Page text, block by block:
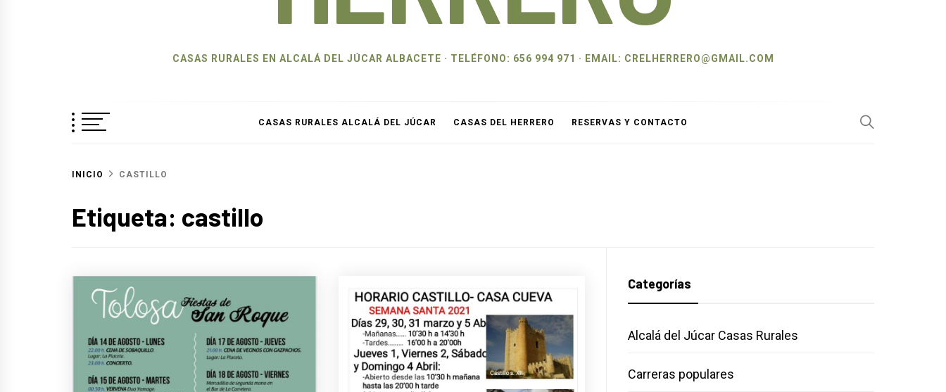
CASAS RURALES EN ALCALÁ DEL JÚCAR ALBACETE · TELÉFONO: 656 994 971 · EMAIL: CRELHERRERO@GMAIL.COM
CASAS RURALES ALCALÁ DEL JÚCAR CASAS DEL HERRERO RESERVAS Y CONTACTO
INICIO CASTILLO
Etiqueta: castillo
Categorías
Alcalá del Júcar Casas Rurales
Carreras populares